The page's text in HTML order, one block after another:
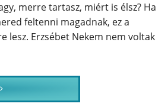
merre tartasz, miért is élsz? Ha
feltenni magadnak, ez a
lesz. Erzsébet Nekem nem voltak